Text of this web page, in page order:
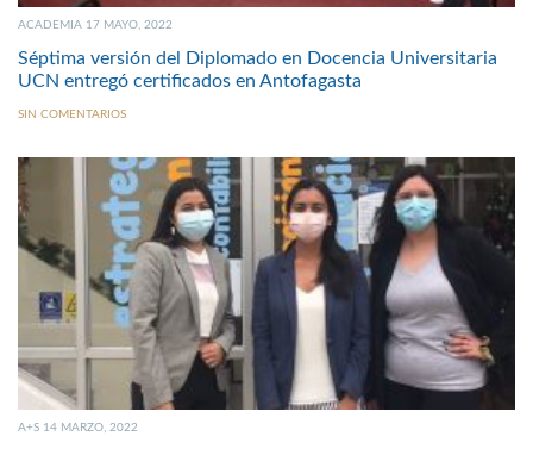
ACADEMIA 17 MAYO, 2022
Séptima versión del Diplomado en Docencia Universitaria
UCN entregó certificados en Antofagasta
SIN COMENTARIOS
A+S 14 MARZO, 2022